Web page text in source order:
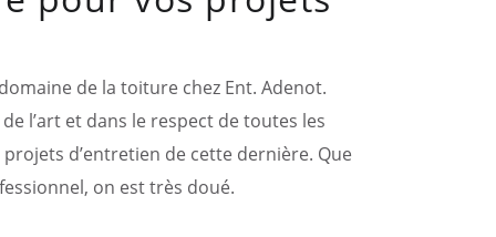
de la toiture chez Ent. Adenot.
l’art et dans le respect de toutes les
d’entretien de cette dernière. Que
on est très doué.